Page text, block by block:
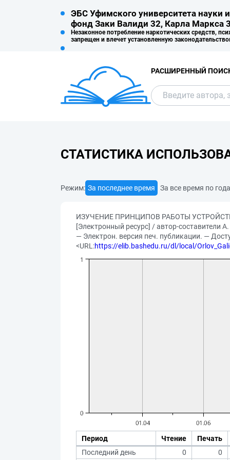
ЭБС Уфимского университета науки
фонд Заки Валиди 32, Карла Маркса
Незаконное потребление наркотических средств,
запрещен и влечет установленную
РАСШИРЕННЫЙ
СТАТИСТИКА
Режим: За последнее время За все время по
ИЗУЧЕНИЕ ПРИНЦИПОВ РАБОТЫ УСТРОЙСТВ
[Электронный ресурс] / автор-составители
— Электрон. версия печ. публикации. —
<URL:https://elib.bashedu.ru/dl/local/
Период Чтение
Печать
Последний день
0 0